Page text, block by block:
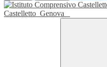
Castelletto Genova